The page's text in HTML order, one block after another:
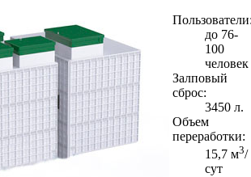
до 76-
100
человек
Залповый
сброс:
3450 л.
Объем
переработки:
15,7 м3/
сут